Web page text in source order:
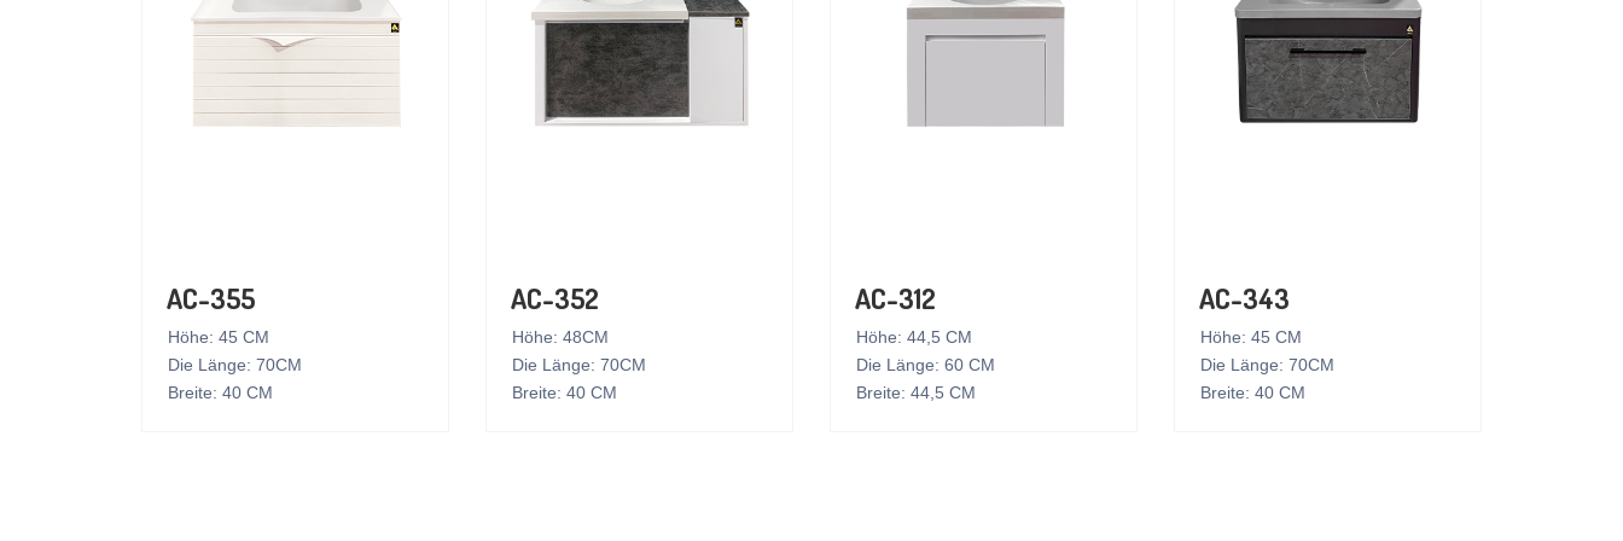
AC-355
Höhe: 45 CM
Die Länge: 70CM
Breite: 40 CM
AC-352
Höhe: 48CM
Die Länge: 70CM
Breite: 40 CM
AC-312
Höhe: 44,5 CM
Die Länge: 60 CM
Breite: 44,5 CM
AC-343
Höhe: 45 CM
Die Länge: 70CM
Breite: 40 CM